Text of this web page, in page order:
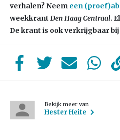
verhalen? Neem een
weekkrant Den Haag Centraal.
De krant is ook verkrijgbaar bij
Bekijk meer van
Hester Heite